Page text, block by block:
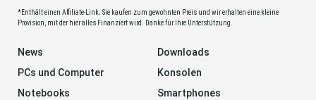
*Enthält einen Affiliate-Link. Sie kaufen zum gewohnten Preis und wir erhalten eine kleine
Provision, mit der hier alles Finanziert wird. Danke für Ihre Unterstützung.
News
Downloads
PCs und Computer
Konsolen
Notebooks
Smartphones